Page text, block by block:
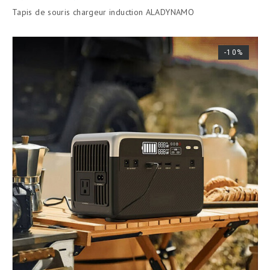
de
base
Tapis de souris chargeur induction ALADYNAMO
-10%